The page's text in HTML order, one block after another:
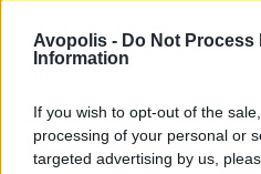
Avopolis - Do Not Process
Information
If you wish to opt-out of the
processing of your personal or
targeted advertising by us,